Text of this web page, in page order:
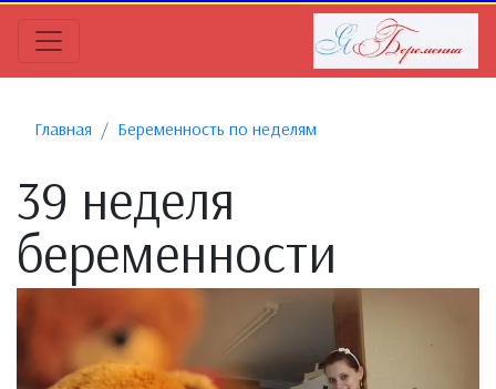
Главная Беременность по неделям
39 неделя
беременности